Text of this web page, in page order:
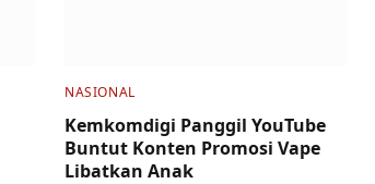
NASIONAL
Kemkomdigi Panggil YouTube
Buntut Konten Promosi Vape
Libatkan Anak